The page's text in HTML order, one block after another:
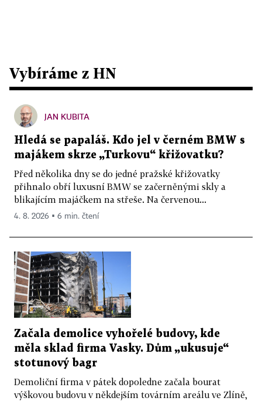
Vybíráme z HN
JAN KUBITA
Hledá se papaláš. Kdo jel v černém BMW s
majákem skrze „Turkovu“ křižovatku?
Před několika dny se do jedné pražské křižovatky
přihnalo obří luxusní BMW se začerněnými skly a
blikajícím majáčkem na střeše. Na červenou...
4. 8. 2026 ▪ 6 min. čtení
Začala demolice vyhořelé budovy, kde
měla sklad firma Vasky. Dům „ukusuje“
stotunový bagr
Demoliční firma v pátek dopoledne začala bourat
výškovou budovu v někdejším továrním areálu ve Zlíně,